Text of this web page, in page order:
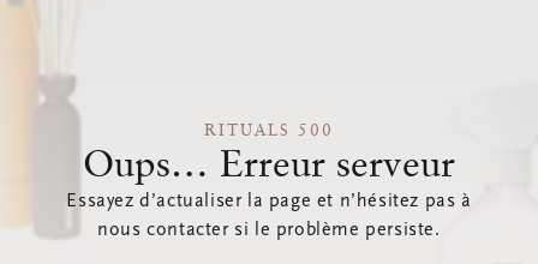
RITUALS 500
Oups… Erreur serveur
Essayez d’actualiser la page et n’hésitez pas à
nous contacter si le problème persiste.